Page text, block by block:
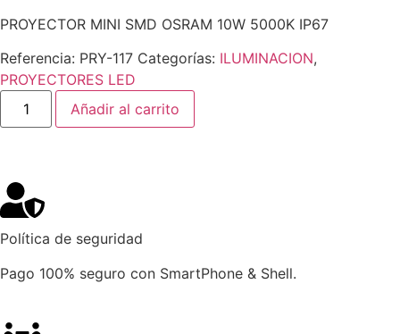
PROYECTOR MINI SMD OSRAM 10W 5000K IP67
Referencia: PRY-117 Categorías: ILUMINACION,
PROYECTORES LED
Añadir al carrito
Política de seguridad
Pago 100% seguro con SmartPhone & Shell.